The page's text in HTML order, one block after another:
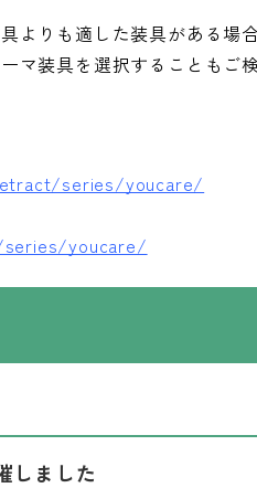
よりも適した装具がある場
マ装具を選択することもご
series/youcare/
youcare/
しました